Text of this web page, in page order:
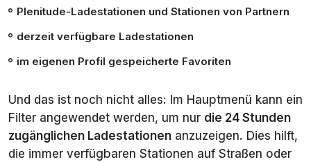
Plenitude-Ladestationen und Stationen von Partnern
derzeit verfügbare Ladestationen
im eigenen Profil gespeicherte Favoriten
Und das ist noch nicht alles: Im Hauptmenü kann ein
Filter angewendet werden, um nur die 24 Stunden
zugänglichen Ladestationen anzuzeigen. Dies hilft,
die immer verfügbaren Stationen auf Straßen oder